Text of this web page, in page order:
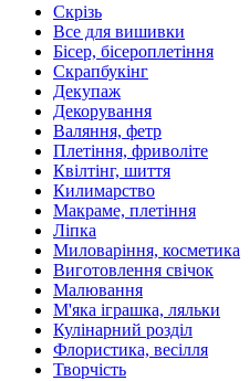
Скрізь
Все для вишивки
Бісер, бісероплетіння
Скрапбукінг
Декупаж
Декорування
Валяння, фетр
Плетіння, фриволіте
Квілтінг, шиття
Килимарство
Макраме, плетіння
Ліпка
Миловаріння, косметика
Виготовлення свічок
Малювання
М'яка іграшка, ляльки
Кулінарний розділ
Флористика, весілля
Творчість